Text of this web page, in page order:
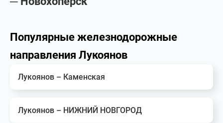
Популярные железнодорожные
направления Лукоянов
Лукоянов – Каменская
Лукоянов – НИЖНИЙ НОВГОРОД